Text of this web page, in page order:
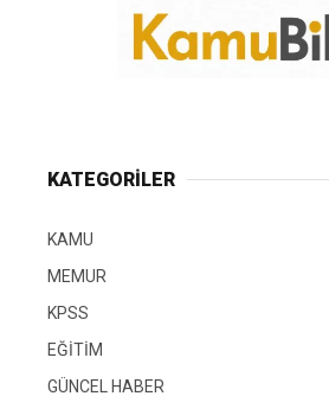
KATEGORİLER
KAMU
MEMUR
KPSS
EĞİTİM
GÜNCEL HABER